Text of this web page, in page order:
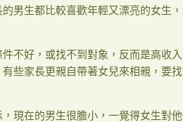
男生都比較喜歡年輕又漂亮的女生
不好，或找不到對象，反而是高收
些家長更親自帶著女兒來相親，要找
現在的男生很膽小，一覺得女生對